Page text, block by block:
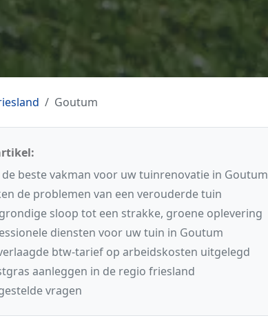
Goutum
beste vakman voor uw tuinrenovatie in Goutum
de problemen van een verouderde tuin
sloop tot een strakke, groene oplevering
diensten voor uw tuin in Goutum
btw-tarief op arbeidskosten uitgelegd
aanleggen in de regio friesland
vragen